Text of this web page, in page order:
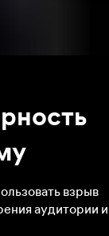
взрыв
аудитории и